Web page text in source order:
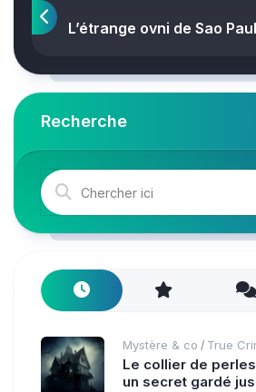
L’étrange ovni de Sao
Recherche
Mystère & co / True
Le collier de
un secret gardé